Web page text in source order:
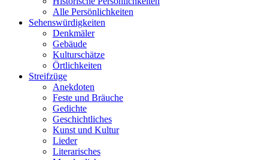
Alle Persönlichkeiten
Sehenswürdigkeiten
Denkmäler
Gebäude
Kulturschätze
Örtlichkeiten
Streifzüge
Anekdoten
Feste und Bräuche
Gedichte
Geschichtliches
Kunst und Kultur
Lieder
Literarisches